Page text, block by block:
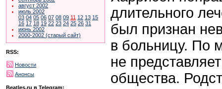
август 2002
июль 2002
03 04 05 06 07 08 09 11 12 13 15
16 17 18 19 22 23 24 25 26 31
июнь 2002
2000-2002 (старый сайт)
RSS:
Новости
Анонсы
Beatles.ru в Telegram:
длительного
был признан
в больницу. По
не
общества.